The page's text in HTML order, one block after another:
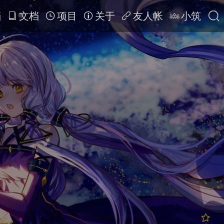
文档 项目 关于 友人帐 小筑